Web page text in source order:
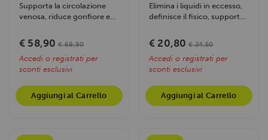
Supporta la circolazione
venosa, riduce gonfiore e
migliora la...
€ 58,90 € 69,90
Accedi o registrati per
sconti esclusivi
Aggiungi al Carrello
Elimina i liquidi in eccesso,
definisce il fisico, supporta
€ 20,80 € 24,50
Accedi o registrati per
sconti esclusivi
Aggiungi al Carrello